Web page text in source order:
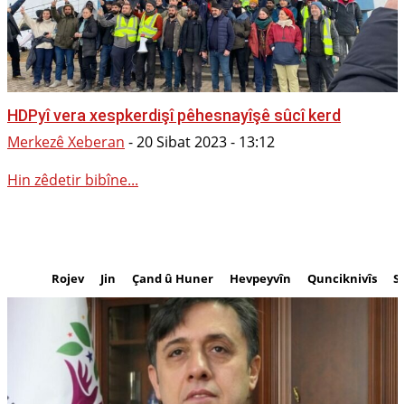
HDPyî vera xespkerdişî pêhesnayîşê sûcî kerd
Merkezê Xeberan -20 Sibat 2023 - 13:12
Hin zêdetir bibîne...
Rojev Jin Çand û Huner Hevpeyvîn Qunciknivîs